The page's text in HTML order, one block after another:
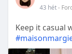
43 hét-
Keep it casual